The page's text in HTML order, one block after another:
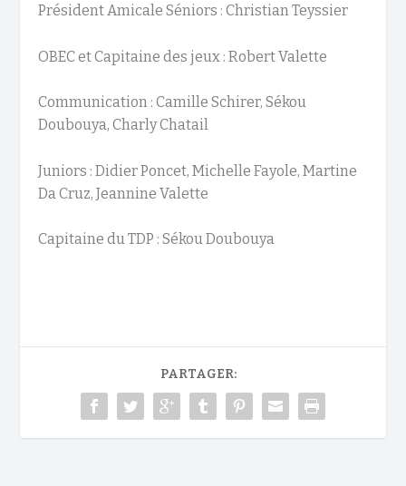
Président Amicale Séniors : Christian Teyssier
OBEC et Capitaine des jeux : Robert Valette
Communication : Camille Schirer, Sékou
Doubouya, Charly Chatail
Juniors : Didier Poncet, Michelle Fayole, Martine
Da Cruz, Jeannine Valette
Capitaine du TDP : Sékou Doubouya
PARTAGER: